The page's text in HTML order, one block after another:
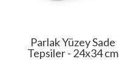
Parlak Yüzey Sade
Tepsiler - 24x34 cm